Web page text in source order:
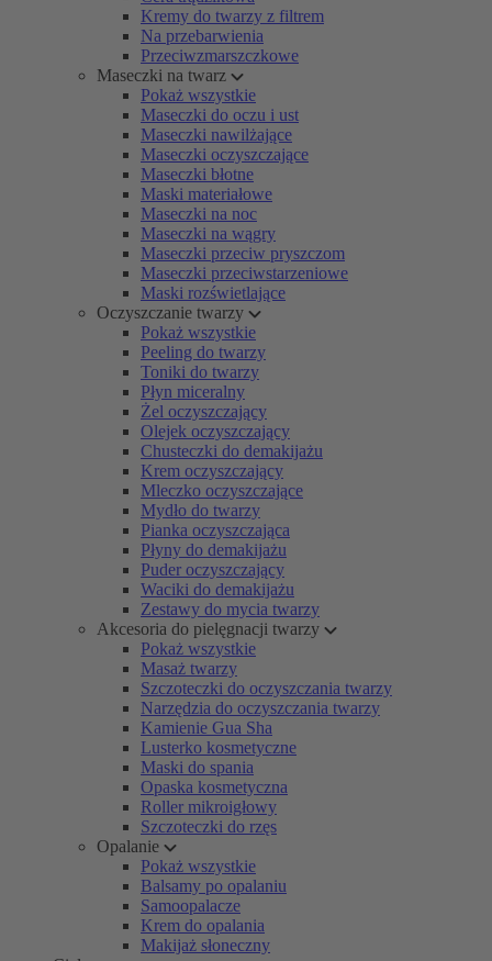
Kremy do twarzy z filtrem
Na przebarwienia
Przeciwzmarszczkowe
Maseczki na twarz
Pokaż wszystkie
Maseczki do oczu i ust
Maseczki nawilżające
Maseczki oczyszczające
Maseczki błotne
Maski materiałowe
Maseczki na noc
Maseczki na wągry
Maseczki przeciw pryszczom
Maseczki przeciwstarzeniowe
Maski rozświetlające
Oczyszczanie twarzy
Pokaż wszystkie
Peeling do twarzy
Toniki do twarzy
Płyn miceralny
Żel oczyszczający
Olejek oczyszczający
Chusteczki do demakijażu
Krem oczyszczający
Mleczko oczyszczające
Mydło do twarzy
Pianka oczyszczająca
Płyny do demakijażu
Puder oczyszczający
Waciki do demakijażu
Zestawy do mycia twarzy
Akcesoria do pielęgnacji twarzy
Pokaż wszystkie
Masaż twarzy
Szczoteczki do oczyszczania twarzy
Narzędzia do oczyszczania twarzy
Kamienie Gua Sha
Lusterko kosmetyczne
Maski do spania
Opaska kosmetyczna
Roller mikroigłowy
Szczoteczki do rzęs
Opalanie
Pokaż wszystkie
Balsamy po opalaniu
Samoopalacze
Krem do opalania
Makijaż słoneczny